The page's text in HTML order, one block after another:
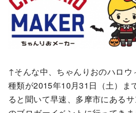
↑そんな中、ちゃんりおのハロウ
種類が2015年10月31日（土）ま
ると聞いて早速、多摩市にある